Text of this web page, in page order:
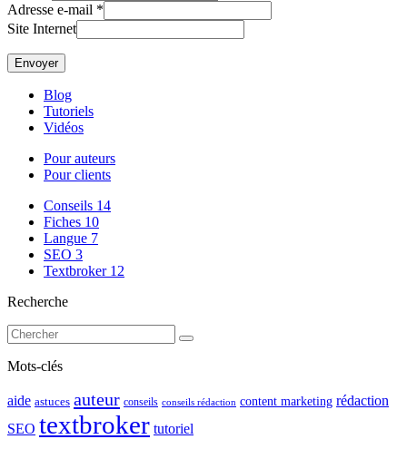
Adresse e-mail *
Site Internet
Blog
Tutoriels
Vidéos
Pour auteurs
Pour clients
Conseils 14
Fiches 10
Langue 7
SEO 3
Textbroker 12
Recherche
Mots-clés
aide astuces auteur conseils conseils rédaction content marketing rédaction
SEO textbroker tutoriel